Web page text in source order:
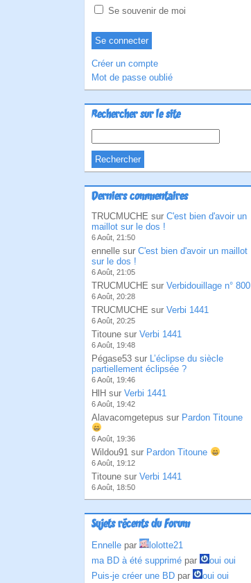
Se souvenir de moi
Créer un compte
Mot de passe oublié
Rechercher sur le site
Derniers commentaires
TRUCMUCHE sur C'est bien d'avoir un
maillot sur le dos !
6 Août, 21:50
ennelle sur C'est bien d'avoir un maillot
sur le dos !
6 Août, 21:05
TRUCMUCHE sur Verbidouillage n° 800
6 Août, 20:28
TRUCMUCHE sur Verbi 1441
6 Août, 20:25
Titoune sur Verbi 1441
6 Août, 19:48
Pégase53 sur L’éclipse du siècle
partiellement éclipsée ?
6 Août, 19:46
HlH sur Verbi 1441
6 Août, 19:42
Alavacomgetepus sur Pardon Titoune
6 Août, 19:36
Wildou91 sur Pardon Titoune
6 Août, 19:12
Titoune sur Verbi 1441
6 Août, 18:50
Sujets récents du Forum
Ennelle par
lolotte21
ma BD à été supprimé par
oui oui
Puis-je créer une BD par
oui oui